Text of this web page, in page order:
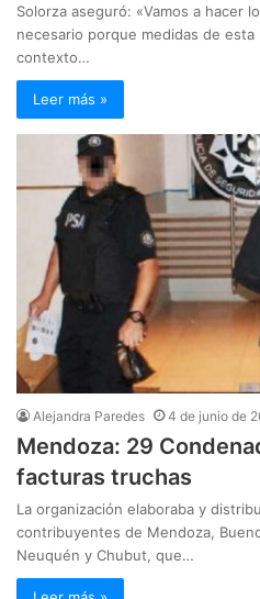
Solorza aseguró: «Vamos a hacer
necesario porque medidas de
contexto…
Leer más »
Alejandra Paredes 4 de junio de
Mendoza: 29
facturas truchas
La organización elaboraba y
contribuyentes de Mendoza,
Neuquén y Chubut, que…